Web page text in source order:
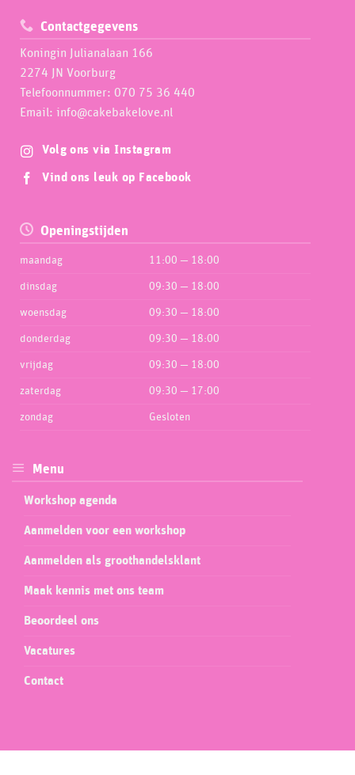
Contactgegevens
Koningin Julianalaan 166
2274 JN Voorburg
Telefoonnummer: 070 75 36 440
Email: info@cakebakelove.nl
Volg ons via Instagram
Vind ons leuk op Facebook
Openingstijden
maandag 11:00 — 18:00
dinsdag 09:30 — 18:00
woensdag 09:30 — 18:00
donderdag 09:30 — 18:00
vrijdag 09:30 — 18:00
zaterdag 09:30 — 17:00
zondag Gesloten
Menu
Workshop agenda
Aanmelden voor een workshop
Aanmelden als groothandelsklant
Maak kennis met ons team
Beoordeel ons
Vacatures
Contact